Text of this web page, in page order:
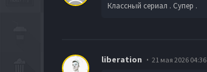
Классный сериал . Супер .
liberation 21 мая 2026 04:36